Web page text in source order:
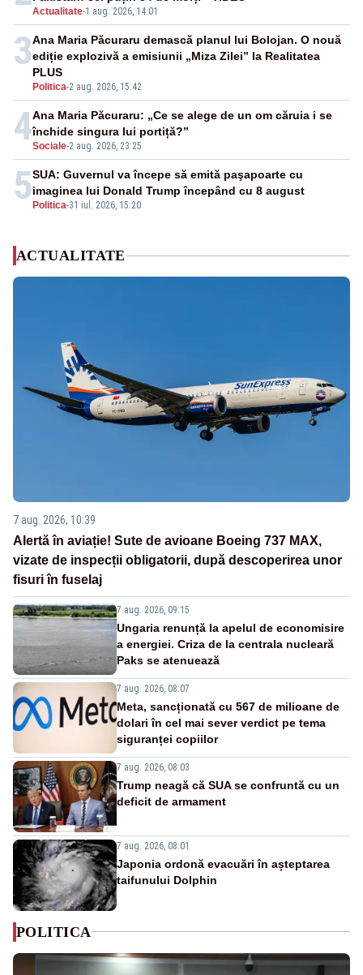
Actualitate-1 aug. 2026, 14:01
3
Politica-2 aug. 2026, 15:42
Ana Maria Păcuraru demască planul lui Bolojan. O nouă
ediție explozivă a emisiunii „Miza Zilei” la Realitatea
PLUS
4Sociale-2 aug. 2026, 23:25
Ana Maria Păcuraru: „Ce se alege de un om căruia i se
închide singura lui portiță?”
5 Politica-31 iul. 2026, 15:20
SUA: Guvernul va începe să emită paşapoarte cu
imaginea lui Donald Trump începând cu 8 august
ACTUALITATE
7 aug. 2026, 10:39
Alertă în aviație! Sute de avioane Boeing 737 MAX,
vizate de inspecții obligatorii, după descoperirea unor
fisuri în fuselaj
7 aug. 2026, 09:15
Ungaria renunță la apelul de economisire
a energiei. Criza de la centrala nucleară
Paks se atenuează
7 aug. 2026, 08:07
Meta, sancționată cu 567 de milioane de
dolari în cel mai sever verdict pe tema
siguranței copiilor
7 aug. 2026, 08:03
Trump neagă că SUA se confruntă cu un
deficit de armament
7 aug. 2026, 08:01
Japonia ordonă evacuări în așteptarea
taifunului Dolphin
POLITICA